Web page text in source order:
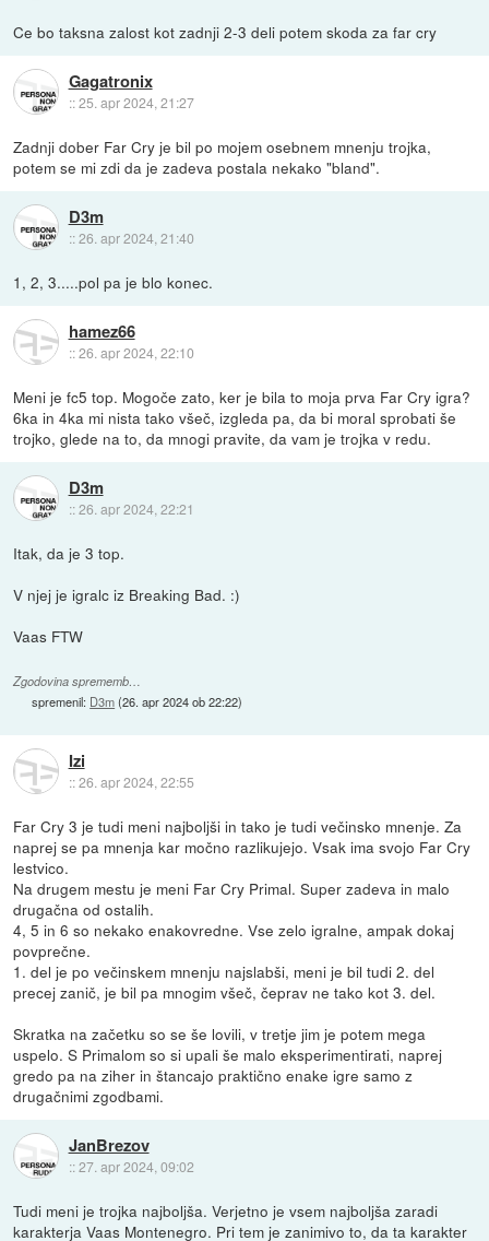
Ce bo taksna zalost kot zadnji 2-3 deli potem skoda za far cry
Gagatronix
::25. apr 2024, 21:27
Zadnji dober Far Cry je bil po mojem osebnem mnenju trojka,
potem se mi zdi da je zadeva postala nekako "bland".
D3m
::26. apr 2024, 21:40
1, 2, 3.....pol pa je blo konec.
hamez66
::26. apr 2024, 22:10
Meni je fc5 top. Mogoče zato, ker je bila to moja prva Far Cry igra?
6ka in 4ka mi nista tako všeč, izgleda pa, da bi moral sprobati še
trojko, glede na to, da mnogi pravite, da vam je trojka v redu.
D3m
::26. apr 2024, 22:21
Itak, da je 3 top.
V njej je igralc iz Breaking Bad. :)
Vaas FTW
Zgodovina sprememb…
spremenil: D3m(26. apr 2024 ob 22:22)
Izi
::26. apr 2024, 22:55
Far Cry 3 je tudi meni najboljši in tako je tudi večinsko mnenje. Za
naprej se pa mnenja kar močno razlikujejo. Vsak ima svojo Far Cry
lestvico.
Na drugem mestu je meni Far Cry Primal. Super zadeva in malo
drugačna od ostalih.
4, 5 in 6 so nekako enakovredne. Vse zelo igralne, ampak dokaj
povprečne.
1. del je po večinskem mnenju najslabši, meni je bil tudi 2. del
precej zanič, je bil pa mnogim všeč, čeprav ne tako kot 3. del.
Skratka na začetku so se še lovili, v tretje jim je potem mega
uspelo. S Primalom so si upali še malo eksperimentirati, naprej
gredo pa na ziher in štancajo praktično enake igre samo z
drugačnimi zgodbami.
JanBrezov
::27. apr 2024, 09:02
Tudi meni je trojka najboljša. Verjetno je vsem najboljša zaradi
karakterja Vaas Montenegro. Pri tem je zanimivo to, da ta karakter